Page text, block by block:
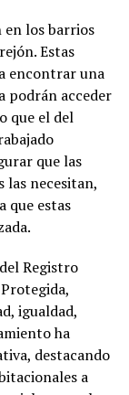
en los barrios
Estas
encontrar una
podrán acceder
que el del
que las
las necesitan,
que estas
Registro
igualdad,
ha
destacando
a